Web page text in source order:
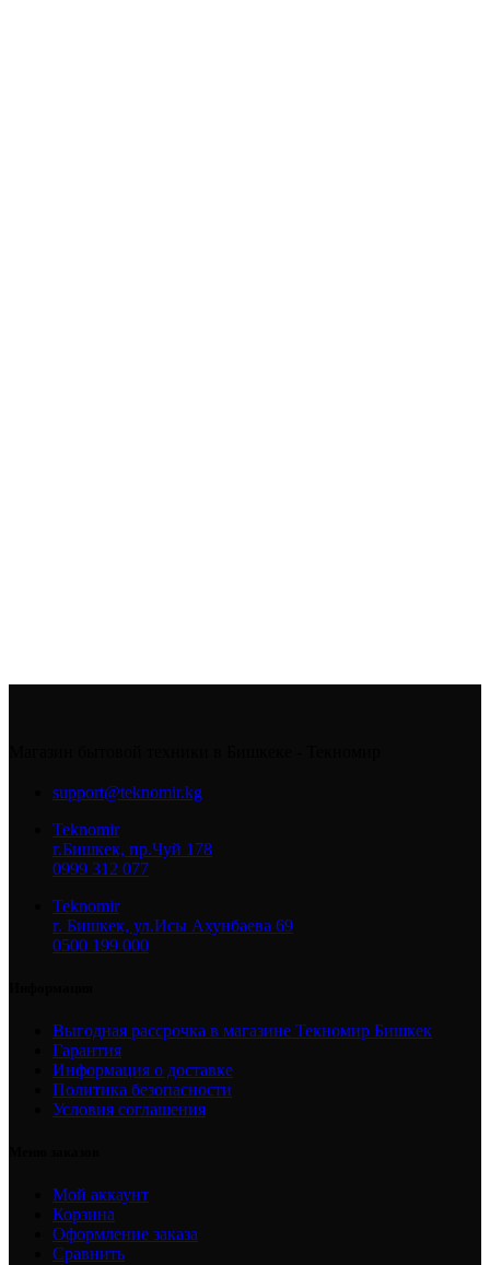
support@teknomir.kg
Teknomir
г.Бишкек, пр.Чуй 178
0999 312 077
Teknomir
г. Бишкек, ул.Исы Ахунбаева 69
0500 199 000
Выгодная рассрочка в магазине Текномир Бишкек
Гарантия
Информация о доставке
Политика безопасности
Условия соглашения
Мой аккаунт
Корзина
Оформление заказа
Сравнить